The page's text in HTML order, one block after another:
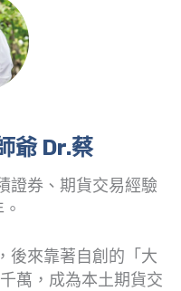
爺 Dr.蔡
證券、期貨交易經驗
後來靠著自創的「大
萬，成為本土期貨交